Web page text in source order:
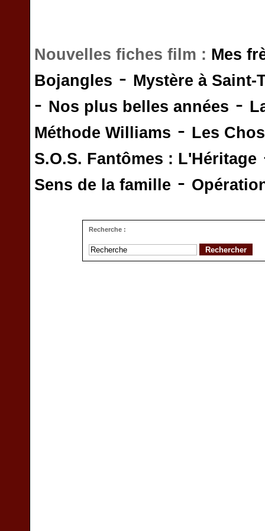
Nouvelles fiches film : Mes
Bojangles - Mystère à Saint-
- Nos plus belles années -
Méthode Williams - Les
S.O.S. Fantômes : L'Héritage
Sens de la famille -
Recherche :